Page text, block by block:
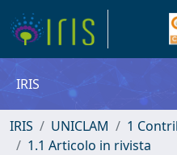
IRIS
IRIS UNICLAM
1
1.1 Articolo in rivista